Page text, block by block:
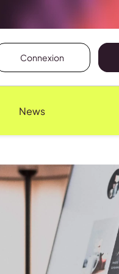
Connexion
News